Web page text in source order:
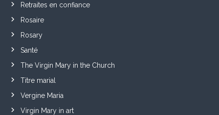
Retraites en confiance
Rosaire
Rosary
Santé
The Virgin Mary in the Church
Titre marial
Vergine Maria
Virgin Mary in art